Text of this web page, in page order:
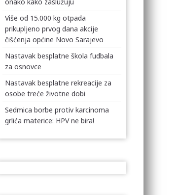
Više od 15.000 kg otpada
prikupljeno prvog dana akcije
čišćenja općine Novo Sarajevo
Nastavak besplatne škola fudbala
za osnovce
Nastavak besplatne rekreacije za
osobe treće životne dobi
Sedmica borbe protiv karcinoma
grlića materice: HPV ne bira!